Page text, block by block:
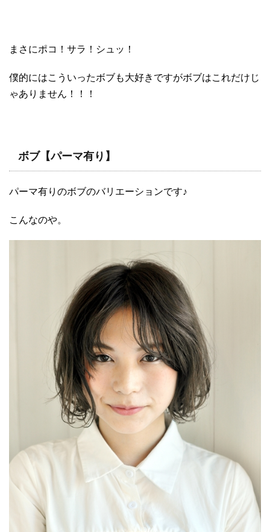
まさにポコ！サラ！シュッ！
僕的にはこういったボブも大好きですがボブはこれだけじ
ゃありません！！！
ボブ【パーマ有り】
パーマ有りのボブのバリエーションです♪
こんなのや。